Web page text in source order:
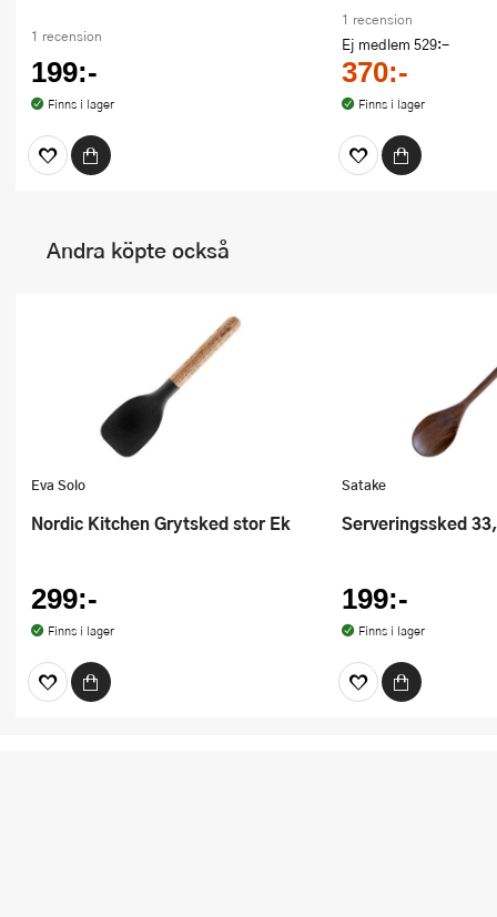
1 recension
199:-
Finns i lager
1 recension
Ej medlem 529:-
370:-
Finns i lager
Andra köpte också
Eva Solo
Nordic Kitchen Grytsked stor Ek
299:-
Finns i lager
Satake
Serveringssked
199:-
Finns i lager